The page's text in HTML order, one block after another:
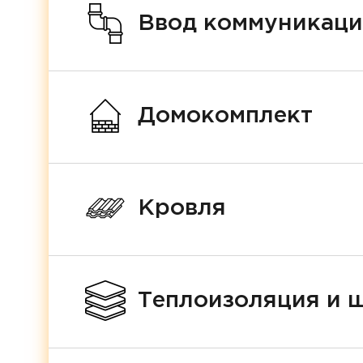
Ввод
Домокомплект
Кровля
Теплоизоляция и